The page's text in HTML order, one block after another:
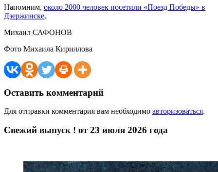
Напомним, около 2000 человек посетили «Поезд Победы» в
Дзержинске.
Михаил САФОНОВ
Фото Михаила Кириллова
Оставить комментарий
Для отправки комментария вам необходимо авторизоваться.
Свежий выпуск ! от 23 июля 2026 года